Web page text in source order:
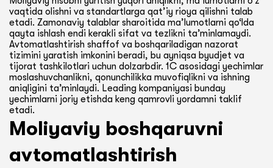
kirish, 24/7 texnik yordam, muntazam
yangilanishlar va yuqori darajadagi ma’lumotlar
xavfsizligiga ega bo‘lasiz. Bu moslashuvchanlik va
infratuzilmani tejashga intilayotgan
kompaniyalar uchun ideal yechimdir.
ilg‘or imkoniyatlarini qamrab oladi va
xodimlaringizga 1C ning barcha funksiyalaridan
samarali foydalanishga yordam beradi.
9:00 dan 18:00 gacha taqdim etiladi. Bu vaqtda
mutaxassislarimiz sizda paydo bo‘lgan har
qanday savol va muammolarni zudlik bilan hal
qilishga tayyor. Ishdan tashqari vaqtda (soat
18:00 dan 9:00 gacha) yordam olish uchun
navbatchi mutaxassisga murojaat qilish mumkin,
u favqulodda vaziyatlarda zarur yordam
ko‘rsatadi. Bu bizga biznes jarayonlaringizni
uzluksiz qo‘llab-quvvatlash imkonini beradi.
vaqtida olishni va standartlarga qat’iy rioya qilishni talab
etadi. Zamonaviy talablar sharoitida ma’lumotlarni qo‘lda
qayta ishlash endi kerakli sifat va tezlikni ta’minlamaydi.
Avtomatlashtirish shaffof va boshqariladigan nazorat
tizimini yaratish imkonini beradi, bu ayniqsa byudjet va
tijorat tashkilotlari uchun dolzarbdir. 1C asosidagi yechimlar
moslashuvchanlikni, qonunchilikka muvofiqlikni va ishning
aniqligini ta’minlaydi. Leading kompaniyasi bunday
yechimlarni joriy etishda keng qamrovli yordamni taklif
etadi.
Moliyaviy boshqaruvni
avtomatlashtirish